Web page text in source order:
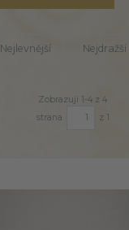
Nejlevnější Nejdražší
Zobrazuji 1-4 z 4
strana
z 1